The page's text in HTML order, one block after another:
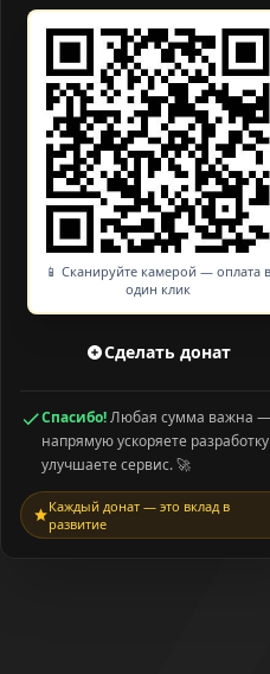
📱 Сканируйте камерой — оплата в
один клик
Сделать донат
Спасибо!Любая сумма важна
напрямую ускоряете
улучшаете сервис. 🚀
Каждый донат — это вклад в
развитие